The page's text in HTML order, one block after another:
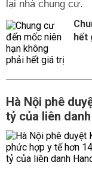
lại nhà chung cư.
hết
Hà Nội phê
tỷ của liên